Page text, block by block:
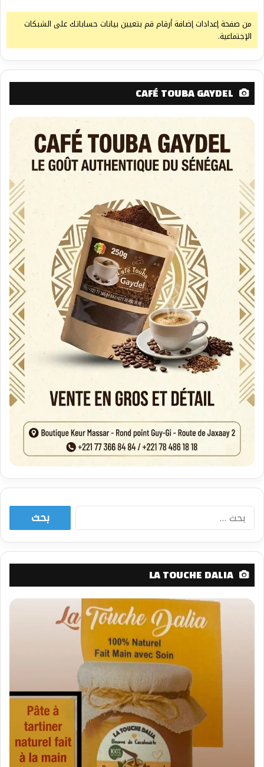
من صفحة إعدادات إضافة أرقام قم بتعيين بيانات حساباتك على الشبكات
الإجتماعية.
CAFÉ TOUBA GAYDEL
البحث
LA TOUCHE DALIA